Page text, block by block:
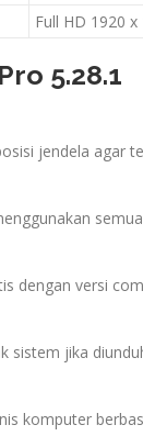
Full HD 1920 x
5.28.1
jendela agar
dengan versi
sistem jika
komputer